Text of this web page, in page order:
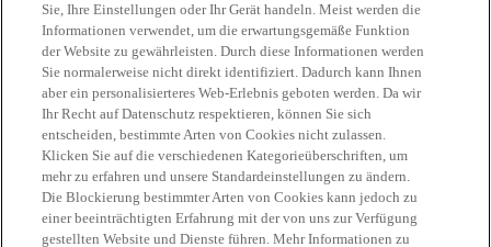
Kontakt
Aktuelles
Karriere
w
i
w
i
w
i
w
i
w
i
Sie, Ihre Einstellungen oder Ihr Gerät handeln. Meist werden die
Informationen verwendet, um die erwartungsgemäße Funktion
der Website zu gewährleisten. Durch diese Informationen werden
Sie normalerweise nicht direkt identifiziert. Dadurch kann Ihnen
aber ein personalisierteres Web-Erlebnis geboten werden. Da wir
Ihr Recht auf Datenschutz respektieren, können Sie sich
entscheiden, bestimmte Arten von Cookies nicht zulassen.
Klicken Sie auf die verschiedenen Kategorieüberschriften, um
mehr zu erfahren und unsere Standardeinstellungen zu ändern.
Die Blockierung bestimmter Arten von Cookies kann jedoch zu
einer beeinträchtigten Erfahrung mit der von uns zur Verfügung
gestellten Website und Dienste führen. Mehr Informationen zu